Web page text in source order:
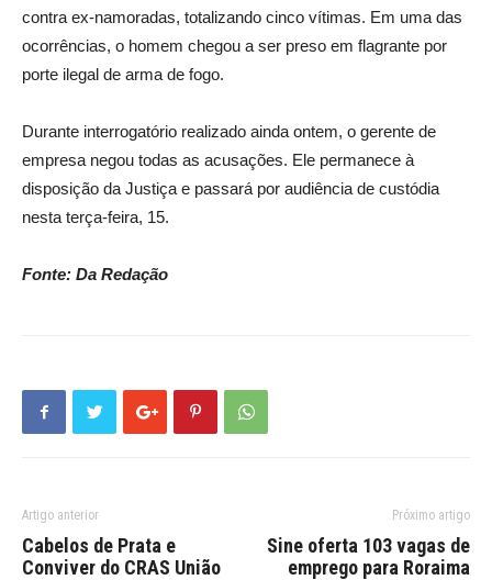
contra ex-namoradas, totalizando cinco vítimas. Em uma das
ocorrências, o homem chegou a ser preso em flagrante por
porte ilegal de arma de fogo.
Durante interrogatório realizado ainda ontem, o gerente de
empresa negou todas as acusações. Ele permanece à
disposição da Justiça e passará por audiência de custódia
nesta terça-feira, 15.
Fonte: Da Redação
Artigo anterior
Cabelos de Prata e
Conviver do CRAS União
Próximo artigo
Sine oferta 103 vagas de
emprego para Roraima